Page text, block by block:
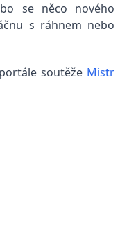
se něco nového
s ráhnem nebo
soutěže Mistr